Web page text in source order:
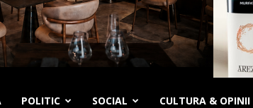
POLITIC SOCIAL CULTURA & OPINII